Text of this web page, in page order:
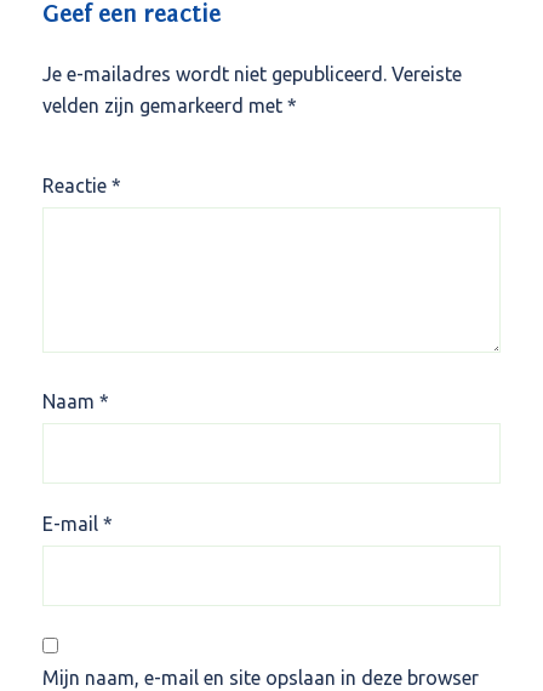
Geef een reactie
Je e-mailadres wordt niet gepubliceerd. Vereiste
velden zijn gemarkeerd met *
Reactie *
Naam *
E-mail *
Mijn naam, e-mail en site opslaan in deze browser